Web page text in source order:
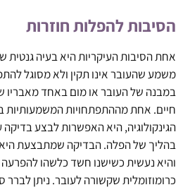
הסיבות להפלות חוזרות
אחת הסיבות העיקריות היא בעיה גנטית
משמע שהעובר אינו תקין ולא מסוגל
במבנה של העובר או מום באחד מאבריו
חיים. אחת מההתפתחויות המשמעותיות
הגינקולוגיה, היא האפשרות לבצע
בהליך של הפלה. הבדיקה שמתבצעת היא
והיא נעשית כשישנו חשד כלשהו להפרעה
כרומוזומלית שקשורה לעובר. ניתן לברר